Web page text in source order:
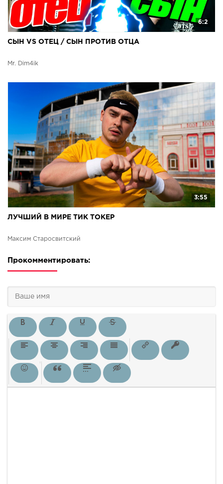
6:2
СЫН VS ОТЕЦ / СЫН ПРОТИВ ОТЦА
Mr. Dim4ik
3:55
ЛУЧШИЙ В МИРЕ ТИК ТОКЕР
Максим Старосвитский
Прокомментировать: